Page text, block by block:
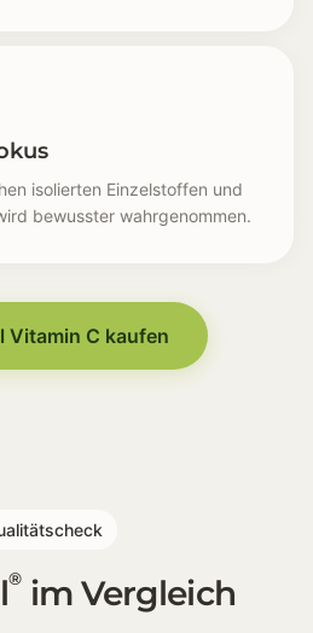
isolierten Einzelstoffen und
bewusster wahrgenommen.
Der Tag fühlt sich schneller
[🧴] Die Haut wirkt weniger
[🏃] Körperliche Aktivität
Vitamin C kaufen
®im Vergleich